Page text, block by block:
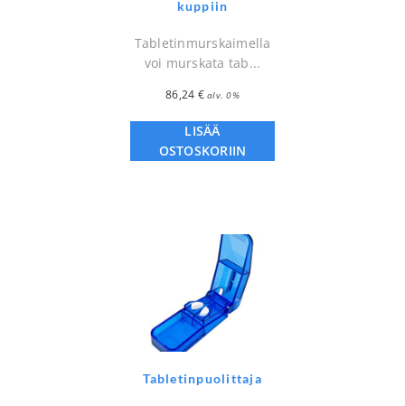
kuppiin
Tabletinmurskaimella
voi murskata tab...
86,24 € alv. 0%
LISÄÄ
OSTOSKORIIN
Tabletinpuolittaja